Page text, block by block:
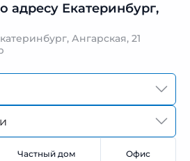
адресу Екатеринбург,
Ангарская, 21
Частный дом Офис